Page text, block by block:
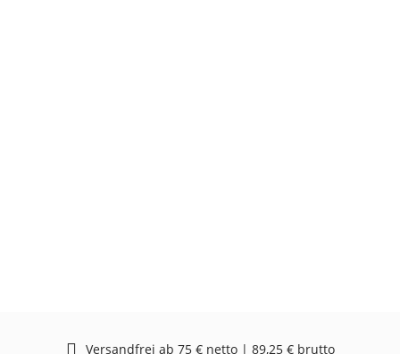
Versandfrei ab 75 € netto | 89,25 € brutto